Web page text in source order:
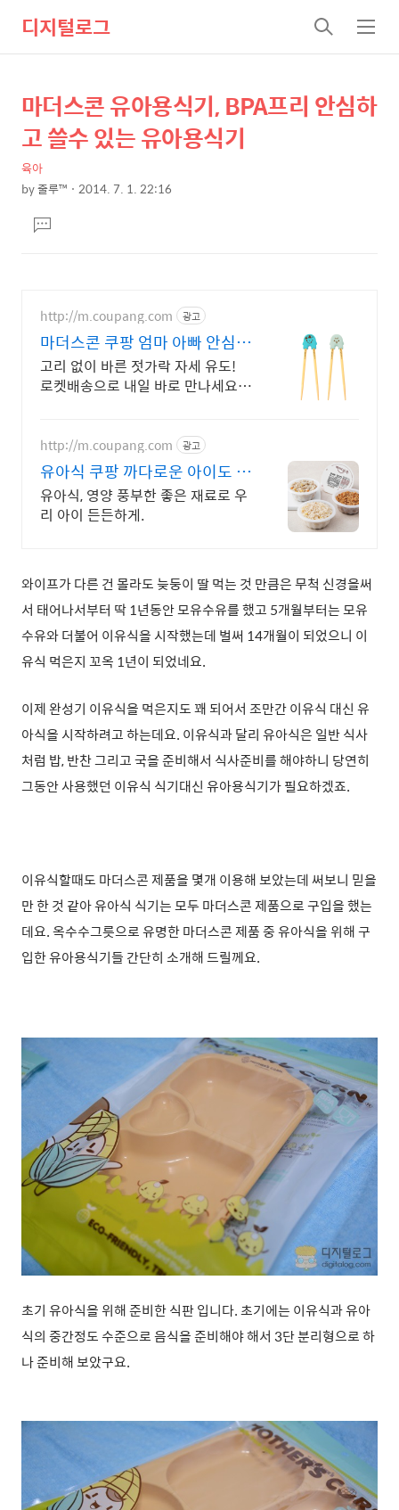
디지털로그
검
색
메
뉴
상
세
컨
텐
본
제
목
마더스콘 유아용식기, BPA프리 안심하
고 쓸수 있는 유아용식기
육아
by줄루™ 2014. 7. 1. 22:16
문댓
글
http://m.coupang.com 광고
마더스콘 쿠팡 엄마 아빠 안심
선택
고리 없이 바른 젓가락 자세 유도!
로켓배송으로 내일 바로 만나세요.
http://m.coupang.com 광고
유아식 쿠팡 까다로운 아이도 잘
먹는
유아식, 영양 풍부한 좋은 재료로 우
리 아이 든든하게.
와이프가 다른 건 몰라도 늦둥이 딸 먹는 것 만큼은 무척 신경을써
서 태어나서부터 딱 1년동안 모유수유를 했고 5개월부터는 모유
수유와 더불어 이유식을 시작했는데 벌써 14개월이 되었으니 이
유식 먹은지 꼬옥 1년이 되었네요.
이제 완성기 이유식을 먹은지도 꽤 되어서 조만간 이유식 대신 유
아식을 시작하려고 하는데요. 이유식과 달리 유아식은 일반 식사
처럼 밥, 반찬 그리고 국을 준비해서 식사준비를 해야하니 당연히
그동안 사용했던 이유식 식기대신 유아용식기가 필요하겠죠.
이유식할때도 마더스콘 제품을 몇개 이용해 보았는데 써보니 믿을
만 한 것 같아유아식 식기는 모두 마더스콘 제품으로 구입을 했는
데요. 옥수수그릇으로 유명한 마더스콘 제품 중 유아식을 위해 구
입한 유아용식기들 간단히 소개해 드릴께요.
초기 유아식을 위해 준비한 식판 입니다. 초기에는 이유식과 유아
식의 중간정도 수준으로 음식을 준비해야 해서 3단 분리형으로 하
나 준비해 보았구요.